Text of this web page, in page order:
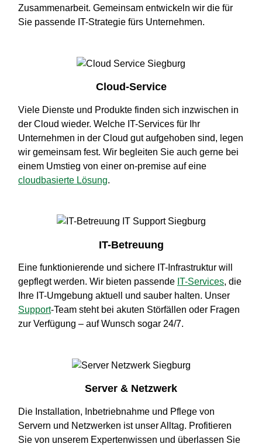
Zusammenarbeit. Gemeinsam entwickeln wir die für
Sie passende IT-Strategie fürs Unternehmen.
Cloud-Service
Viele Dienste und Produkte finden sich inzwischen in
der Cloud wieder. Welche IT-Services für Ihr
Unternehmen in der Cloud gut aufgehoben sind, legen
wir gemeinsam fest. Wir begleiten Sie auch gerne bei
einem Umstieg von einer on-premise auf eine
cloudbasierte Lösung.
IT-Betreuung
Eine funktionierende und sichere IT-Infrastruktur will
gepflegt werden. Wir bieten passende IT-Services, die
Ihre IT-Umgebung aktuell und sauber halten. Unser
Support-Team steht bei akuten Störfällen oder Fragen
zur Verfügung – auf Wunsch sogar 24/7.
Server & Netzwerk
Die Installation, Inbetriebnahme und Pflege von
Servern und Netzwerken ist unser Alltag. Profitieren
Sie von unserem Expertenwissen und überlassen Sie